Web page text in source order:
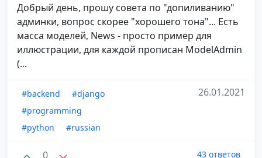
Добрый день, прошу совета по "допиливанию"
админки, вопрос скорее "хорошего тона"... Есть
масса моделей, News - просто пример для
иллюстрации, для каждой прописан ModelAdmin
(...
#backend
#django
#programming
#python
#russian
26.01.2021
0 43 ответов